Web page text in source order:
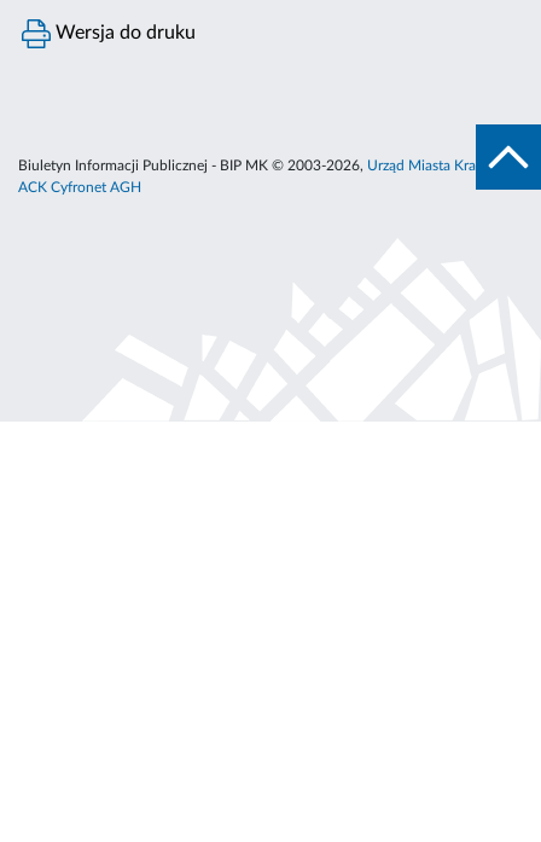
Wersja do druku
Biuletyn Informacji Publicznej - BIP MK © 2003-2026, Urząd Miasta Krakowa
ACK Cyfronet AGH